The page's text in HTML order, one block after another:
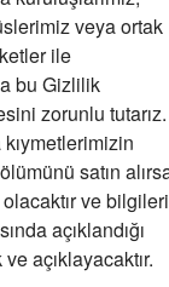
veya ortak
ile
bu Gizlilik
zorunlu tutarız.
satın
ve bilgileri
açıklandığı
açıklayacaktır.